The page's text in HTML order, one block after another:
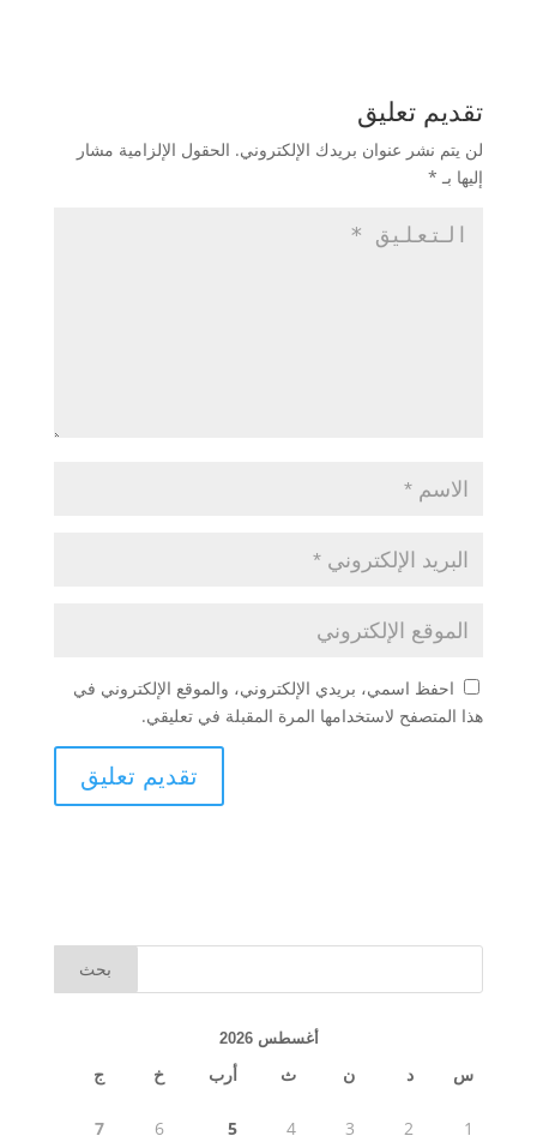
تقديم تعليق
لن يتم نشر عنوان بريدك الإلكتروني. الحقول الإلزامية مشار
إليها بـ *
احفظ اسمي، بريدي الإلكتروني، والموقع الإلكتروني في
هذا المتصفح لاستخدامها المرة المقبلة في تعليقي.
أغسطس 2026
س د ن ث أرب خ ج
1
2
3
4
5
6
7